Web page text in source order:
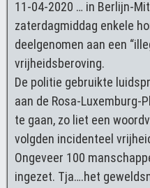
11-04-2020 … in Berlijn-
zaterdagmiddag enkele
deelgenomen aan een
vrijheidsberoving.
De politie gebruikte
aan de Rosa-Luxemburg-
te gaan, zo liet een
volgden incidenteel
Ongeveer 100
ingezet. Tja….het